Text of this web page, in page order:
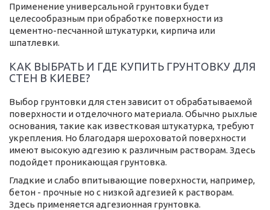
Применение универсальной грунтовки будет
целесообразным при обработке поверхности из
цементно-песчанной штукатурки, кирпича или
шпатлевки.
КАК ВЫБРАТЬ И ГДЕ КУПИТЬ ГРУНТОВКУ ДЛЯ
СТЕН В КИЕВЕ?
Выбор грунтовки для стен зависит от обрабатываемой
поверхности и отделочного материала. Обычно рыхлые
основания, такие как известковая штукатурка, требуют
укрепления. Но благодаря шероховатой поверхности
имеют высокую адгезию к различным растворам. Здесь
подойдет проникающая грунтовка.
Гладкие и слабо впитывающие поверхности, например,
бетон - прочные но с низкой адгезией к растворам.
Здесь применяется адгезионная грунтовка.